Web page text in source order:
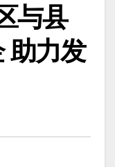
与县
助力发